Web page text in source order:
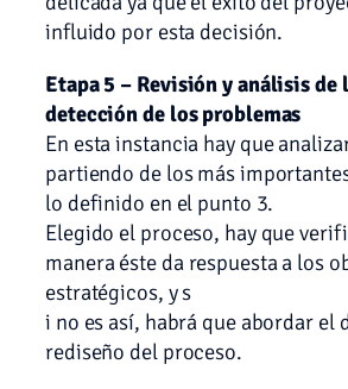
influido por esta decisión.
Etapa 5 – Revisión y análisis de
detección de los problemas
En esta instancia hay que
partiendo de los más
lo definido en el punto 3.
Elegido el proceso, hay que
manera éste da respuesta a los
estratégicos, y s
i no es así, habrá que abordar el
rediseño del proceso.